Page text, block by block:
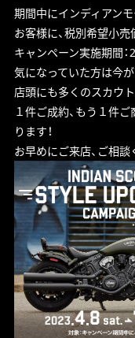
期間中にインディアン
お客様に、税別希望小
キャンペーン実施期間：
気になっていた方は今が
店頭にも多くのスカウ
１件ご成約、もう１件
ります！
お早めにご来店、ご相談